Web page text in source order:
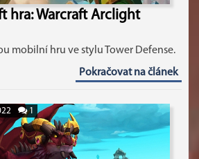
hra: Warcraft Arclight
mobilní hru ve stylu Tower Defense.
Pokračovat na článek
1